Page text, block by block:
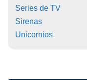
Series de TV
Sirenas
Unicornios